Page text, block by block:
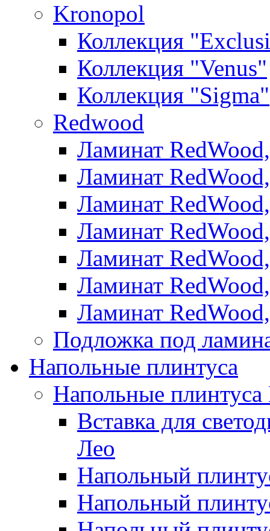
Kronopol
Коллекция
Коллекция "Venus"
Коллекция "Sigma"
Redwood
Ламинат
Ламинат
Ламинат
Ламинат
Ламинат
Ламинат
Ламинат
Подложка под
Напольные плинтуса
Напольные
Вставка для
Лео
Напольный
Напольный